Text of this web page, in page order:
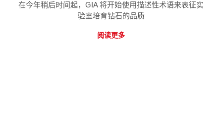
在今年稍后时间起，GIA 将开始使用描述性术语来表征实
验室培育钻石的品质
阅读更多